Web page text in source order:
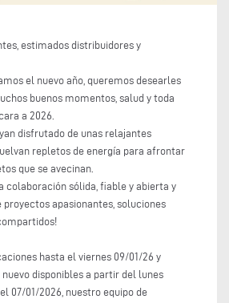
estimados distribuidores y
el nuevo año, queremos desearles
buenos momentos, salud y toda
a 2026.
disfrutado de unas relajantes
repletos de energía para afrontar
que se avecinan.
colaboración sólida, fiable y abierta y
proyectos apasionantes, soluciones
hasta el viernes 09/01/26 y
disponibles a partir del lunes
07/01/2026, nuestro equipo de